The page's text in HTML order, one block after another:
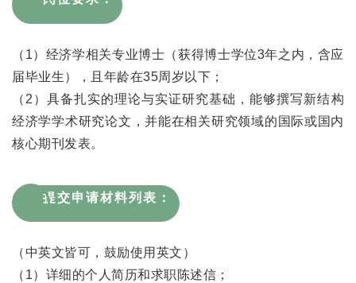
（1）经济学相关专业博士（获得博士学位3年之内，含应
届毕业生），且年龄在35周岁以下；
（2）具备扎实的理论与实证研究基础，能够撰写新结构
经济学学术研究论文，并能在相关研究领域的国际或国内
核心期刊发表。
提交申请材料列表：
（中英文皆可，鼓励使用英文）
（1）详细的个人简历和求职陈述信；